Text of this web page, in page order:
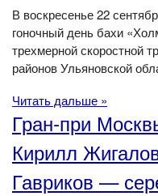
В воскресенье 22
гоночный день бахи
трехмерной скоростной
районов Ульяновской
Читать дальше »
Гран-при
Кирилл
Гавриков —